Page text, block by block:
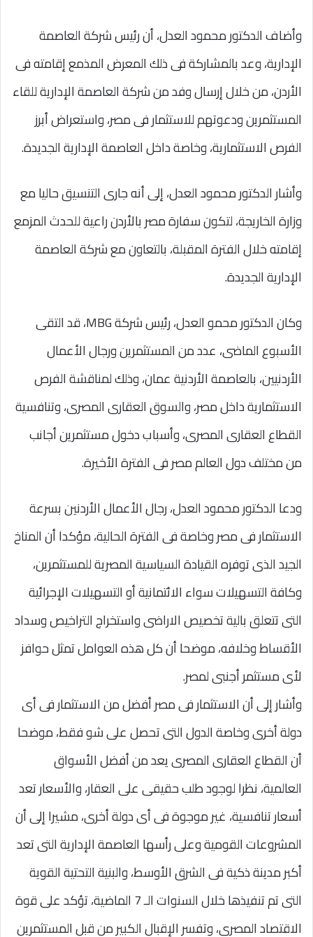
وأضاف الدكتور محمود العدل، أن رئيس شركة العاصمة
الإدارية، وعد بالمشاركة فى ذلك المعرض المذمع إقامته فى
الأردن، من خلال إرسال وفد من شركة العاصمة الإدارية للقاء
المستثمرين ودعوتهم للاستثمار فى مصر، واستعراض أبرز
الفرص الاستثمارية، وخاصة داخل العاصمة الإدارية الجديدة.
وأشار الدكتور محمود العدل، إلى أنه جارى التنسيق حاليا مع
وزارة الخاريجة، لتكون سفارة مصر بالأردن راعية للحدث المزمع
إقامته خلال الفترة المقبلة، بالتعاون مع شركة العاصمة
الإدارية الجديدة.
وكان الدكتور محمو العدل، رئيس شركة MBG، قد التقى
الأسبوع الماضى، عدد من المستثمرين ورجال الأعمال
الأردنيين، بالعاصمة الأردنية عمان، وذلك لمناقشة الفرص
الاستثمارية داخل مصر، والسوق العقارى المصرى، وتنافسية
القطاع العقارى المصرى، وأسباب دخول مستثمرين أجانب
من مختلف دول العالم مصر فى الفترة الأخيرة.
ودعا الدكتور محمود العدل، رجال الأعمال الأردنين بسرعة
الاستثمار فى مصر وخاصة فى الفترة الحالية، مؤكدا أن المناخ
الجيد الذى توفره القيادة السياسية المصرية للمستثمرين،
وكافة التسهيلات سواء الائتمانية أو التسهيلات الإجرائية
التى تتعلق بالية تخصيص الاراضى واستخراج التراخيص وسداد
الأقساط وخلافه، موضحا أن كل هذه العوامل تمثل حوافز
لأى مستثمر أجنبى لمصر.
وأشار إلى أن الاستثمار فى مصر أفضل من الاستثمار فى أى
دولة أخرى وخاصة الدول التى تحصل على شو فقط، موضحا
أن القطاع العقارى المصرى يعد من أفضل الأسواق
العالمية، نظرا لوجود طلب حقيقى على العقار، والأسعار تعد
أسعار تنافسية، غير موجوة فى أى دولة أخرى، مشيرا إلى أن
المشروعات القومية وعلى رأسها العاصمة الإدارية التى تعد
أكبر مدينة ذكية فى الشرق الأوسط، والبنية التحتية القوية
التى تم تنفيذها خلال السنوات الـ 7 الماضية، تؤكد على قوة
الاقتصاد المصرى، وتفسر الإقبال الكبير من قبل المستثمرين